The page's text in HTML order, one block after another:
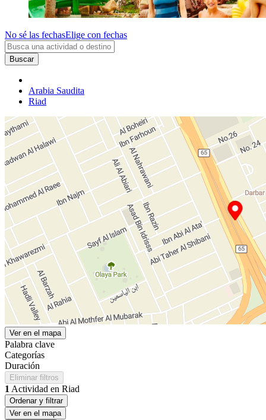
No sé las fechasElige con fechas
Buscar
Arabia Saudita
Riad
Ver en el mapa
Palabra clave
Categorías
Duración
Eliminar filtros
1 Actividad en Riad
Ordenar y filtrar
Ver en el mapa